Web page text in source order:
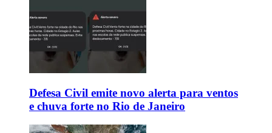
Defesa Civil emite novo alerta para ventos
e chuva forte no Rio de Janeiro